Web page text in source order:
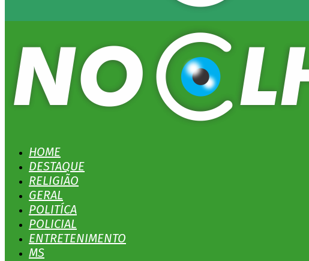
HOME
DESTAQUE
RELIGIÃO
GERAL
POLITÍCA
POLICIAL
ENTRETENIMENTO
MS